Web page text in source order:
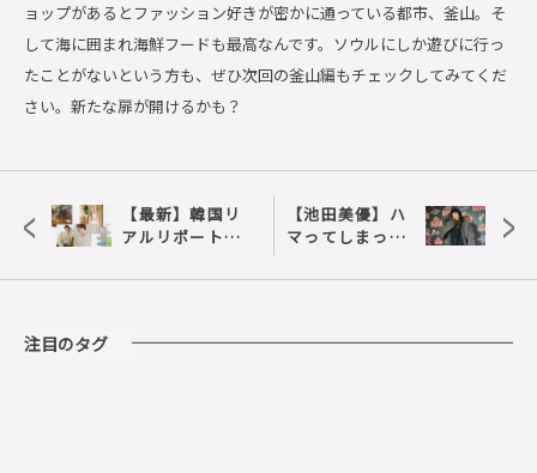
ョップがあるとファッション好きが密かに通っている都市、釜山。そ
して海に囲まれ海鮮フードも最高なんです。ソウルにしか遊びに行っ
たことがないという方も、ぜひ次回の釜山編もチェックしてみてくだ
さい。新たな扉が開けるかも？
<
【最新】韓国リ
アルリポート！
の街、プサンに
【池田美優】ハ
マってしまった
ニムの魅力
>
注目のタグ